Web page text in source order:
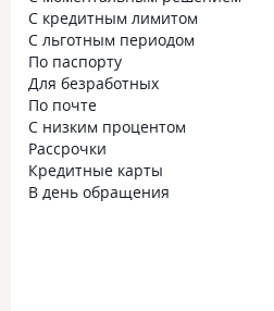
С кредитным лимитом
С льготным периодом
По паспорту
Для безработных
По почте
С низким процентом
Рассрочки
Кредитные карты
В день обращения